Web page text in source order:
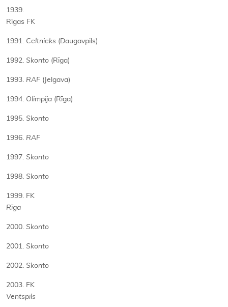
1939.
Rīgas FK
1991. Celtnieks (Daugavpils)
1992. Skonto (Rīga)
1993. RAF (Jelgava)
1994. Olimpija (Rīga)
1995. Skonto
1996. RAF
1997. Skonto
1998. Skonto
1999. FK
Rīga
2000. Skonto
2001. Skonto
2002. Skonto
2003. FK
Ventspils